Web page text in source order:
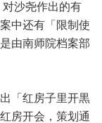
沙尧作出的有
中还有「限制使
由南师院档案部
「红房子里开黒
房开会，策划通